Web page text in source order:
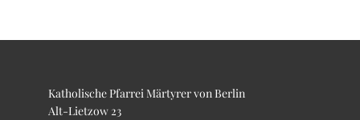
Katholische Pfarrei Märtyrer von Berlin
Alt-Lietzow 23